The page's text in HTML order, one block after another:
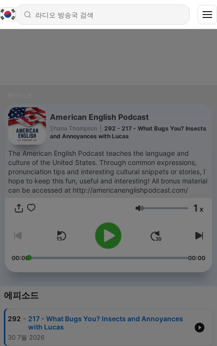
American English Podcast
Shana Thompson
292 - 217 - What Bugs You? Insects
and Annoyances with Lucas
The American English Podcast teaches the language and
culture of the United States. Through common expressions,
pronunciation tips and interesting cultural snippets or stories, I
hope to keep this fun, useful and interesting! All bonus material
can be accessed at http://americanenglishpodcast.com/
음량 1 x
00:00 00:00
에피소드
292 - 217 - What Bugs You? Insects and Annoyances
with Lucas
30 7월 2026